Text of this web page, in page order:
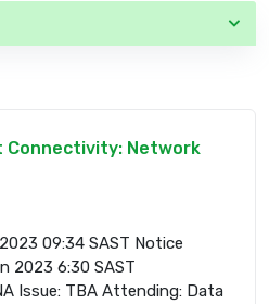
Network
09:34 SAST Notice
2023 6:30 SAST
Issue: TBA Attending: Data